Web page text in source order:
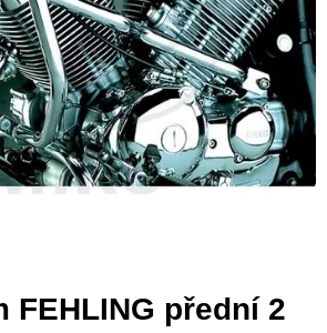
FEHLING přední 2